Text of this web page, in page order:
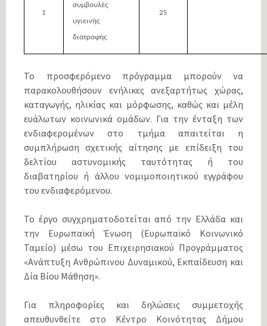
1
συμβουλές
υγιεινής
διατροφής
25
Το προσφερόμενο πρόγραμμα μπορούν να
παρακολουθήσουν ενήλικες ανεξαρτήτως χώρας,
καταγωγής, ηλικίας και μόρφωσης, καθώς και μέλη
ευάλωτων κοινωνικά ομάδων. Για την ένταξη των
ενδιαφερομένων στο τμήμα απαιτείται η
συμπλήρωση σχετικής αίτησης με επίδειξη του
δελτίου αστυνομικής ταυτότητας ή του
διαβατηρίου ή άλλου νομιμοποιητικού εγγράφου
του ενδιαφερόμενου.
Το έργο συγχρηματοδοτείται από την Ελλάδα και
την Ευρωπαϊκή Ένωση (Ευρωπαϊκό Κοινωνικό
Ταμείο) μέσω του Επιχειρησιακού Προγράμματος
«Ανάπτυξη Ανθρώπινου Δυναμικού, Εκπαίδευση και
Δία Βίου Μάθηση».
Για πληροφορίες και δηλώσεις συμμετοχής
απευθυνθείτε στο Κέντρο Κοινότητας Δήμου